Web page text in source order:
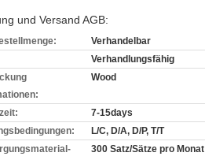
und Versand AGB:
Verhandelbar
Verhandlungsfähig
Wood
7-15days
L/C, D/A, D/P, T/T
300 Satz/Sätze pro Monat